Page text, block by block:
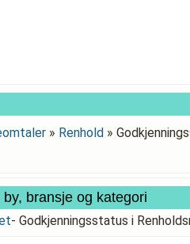
» Renhold »
bransje og kategori
- Godkjenningsstatus i